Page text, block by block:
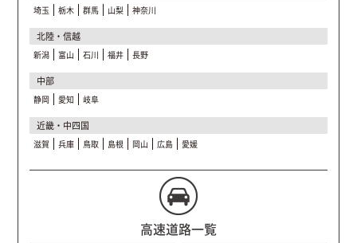
埼玉 栃木 群馬 山梨 神奈川
北陸・信越
新潟 富山 石川 福井 長野
中部
静岡 愛知 岐阜
近畿・中四国
滋賀 兵庫 鳥取 島根 岡山 広島 愛媛
高速道路一覧